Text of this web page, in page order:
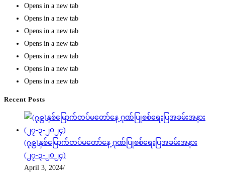
Opens in a new tab
Opens in a new tab
Opens in a new tab
Opens in a new tab
Opens in a new tab
Opens in a new tab
Opens in a new tab
Recent Posts
(၇၉)နှစ်မြောက်တပ်မတော်နေ့ ဂုဏ်ပြုစစ်ရေးပြအခမ်းအနား
(၂၇-၃-၂၀၂၄)
April 3, 2024/